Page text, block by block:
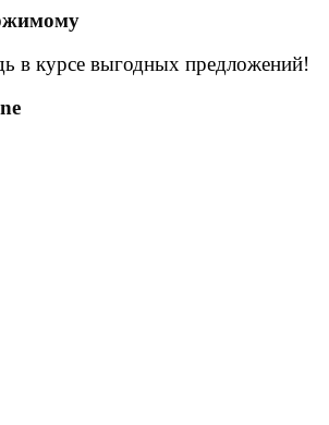
в курсе выгодных предложений!